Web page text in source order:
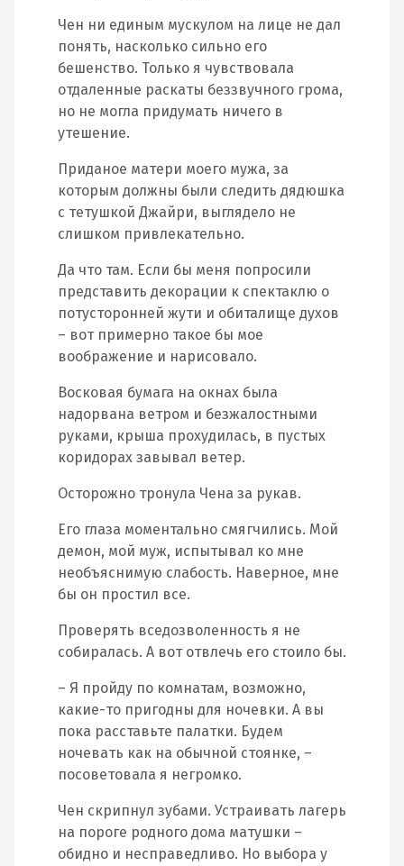
Чен ни единым мускулом на лице не дал
понять, насколько сильно его
бешенство. Только я чувствовала
отдаленные раскаты беззвучного грома,
но не могла придумать ничего в
утешение.
Приданое матери моего мужа, за
которым должны были следить дядюшка
с тетушкой Джайри, выглядело не
слишком привлекательно.
Да что там. Если бы меня попросили
представить декорации к спектаклю о
потусторонней жути и обиталище духов
– вот примерно такое бы мое
воображение и нарисовало.
Восковая бумага на окнах была
надорвана ветром и безжалостными
руками, крыша прохудилась, в пустых
коридорах завывал ветер.
Осторожно тронула Чена за рукав.
Его глаза моментально смягчились. Мой
демон, мой муж, испытывал ко мне
необъяснимую слабость. Наверное, мне
бы он простил все.
Проверять вседозволенность я не
собиралась. А вот отвлечь его стоило бы.
– Я пройду по комнатам, возможно,
какие-то пригодны для ночевки. А вы
пока расставьте палатки. Будем
ночевать как на обычной стоянке, –
посоветовала я негромко.
Чен скрипнул зубами. Устраивать лагерь
на пороге родного дома матушки –
обидно и несправедливо. Но выбора у